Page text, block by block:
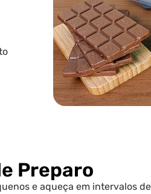
Preparo
e aqueça em intervalos